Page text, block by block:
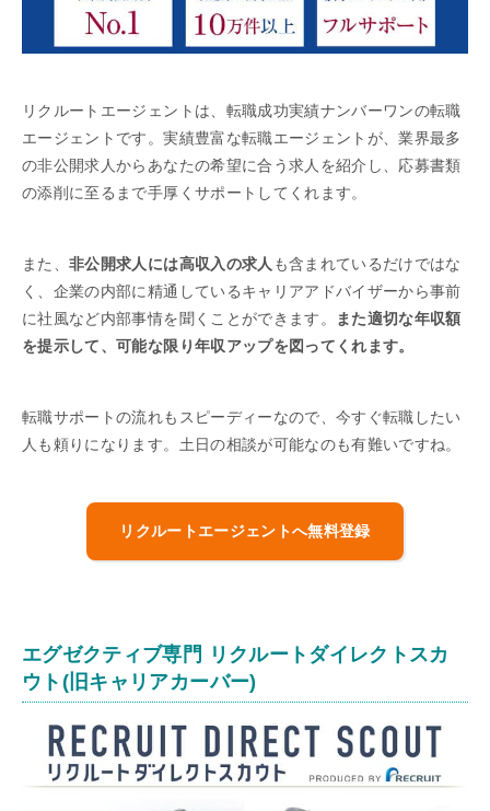
リクルートエージェントは、転職成功実績ナンバーワンの転職
エージェントです。実績豊富な転職エージェントが、業界最多
の非公開求人からあなたの希望に合う求人を紹介し、応募書類
の添削に至るまで手厚くサポートしてくれます。
また、非公開求人には高収入の求人 も含まれているだけではな
く、企業の内部に精通しているキャリアアドバイザーから事前
に社風など内部事情を聞くことができます。
また適切な年収額
を提示して、可能な限り年収アップを図ってくれます。
転職サポートの流れもスピーディーなので、今すぐ転職したい
人も頼りになります。土日の相談が可能なのも有難いですね。
リクルートエージェントへ無料登録
エグゼクティブ専門 リクルートダイレクトスカ
ウト(旧キャリアカーバー)